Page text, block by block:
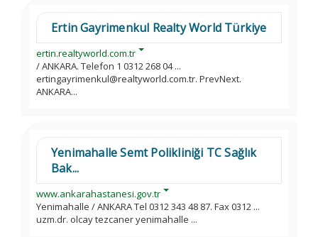
Ertin Gayrimenkul Realty World Türkiye
ertin.realtyworld.com.tr
/ ANKARA. Telefon 1 0312 268 04 ...
ertingayrimenkul@realtyworld.com.tr. PrevNext.
ANKARA...
Yenimahalle Semt Polikliniği TC Sağlık
Bak...
www.ankarahastanesi.gov.tr
Yenimahalle / ANKARA Tel 0312 343 48 87. Fax 0312 ...
uzm.dr. olcay tezcaner yenimahalle ...